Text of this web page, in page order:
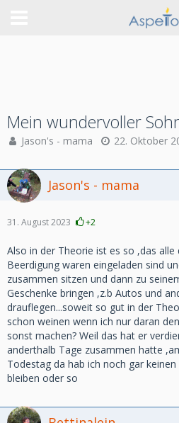
Mein wundervoller
Jason's - mama 22. Oktober
Jason's - mama
31. August 2023 +2
Also in der Theorie ist es so ,das alle
Beerdigung waren eingeladen sind
zusammen sitzen und dann zu
Geschenke bringen ,z.b Autos und
drauflegen...soweit so gut in der
schon weinen wenn ich nur daran
sonst machen? Weil das hat er
anderthalb Tage zusammen hatte
Todestag da hab ich noch gar
bleiben oder so